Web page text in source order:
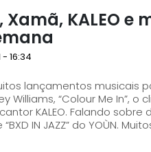
KALEO e
16:34
lançamentos musicais
Williams, “Colour Me In”, o
EPs, tivemos os lançamentos
IN JAZZ” do YOÙN.